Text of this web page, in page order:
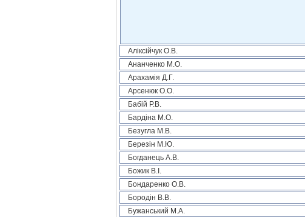
Аліксійчук О.В.
Ананченко М.О.
Арахамія Д.Г.
Арсенюк О.О.
Бабій Р.В.
Бардіна М.О.
Безугла М.В.
Березін М.Ю.
Богданець А.В.
Божик В.І.
Бондаренко О.В.
Бородін В.В.
Бужанський М.А.